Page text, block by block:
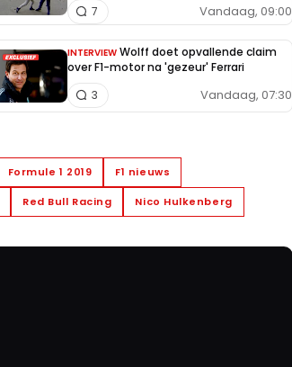
Vandaag, 09:00
7
INTERVIEW Wolff doet opvallende claim
over F1-motor na 'gezeur' Ferrari
Vandaag, 07:30
3
Formule 1 2019 F1 nieuws
Red Bull Racing Nico Hulkenberg